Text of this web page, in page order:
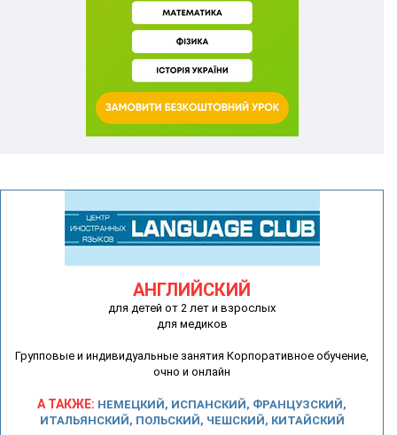
АНГЛИЙСКИЙ
для детей от 2 лет и взрослых
для медиков
Групповые и индивидуальные занятия Корпоративное обучение,
очно и онлайн
А ТАКЖЕ: НЕМЕЦКИЙ, ИСПАНСКИЙ, ФРАНЦУЗСКИЙ,
ИТАЛЬЯНСКИЙ, ПОЛЬСКИЙ, ЧЕШСКИЙ, КИТАЙСКИЙ